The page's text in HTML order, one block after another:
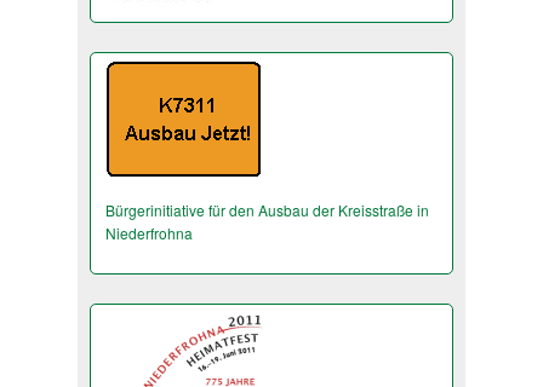
Bürgerinitiative für den Ausbau der Kreisstraße in
Niederfrohna